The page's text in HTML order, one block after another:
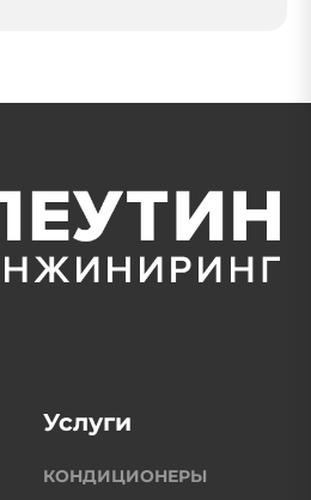
Услуги
КОНДИЦИОНЕРЫ